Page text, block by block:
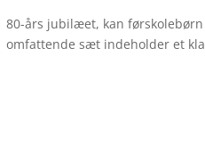
80-års jubilæet, kan
omfattende sæt indeholder et